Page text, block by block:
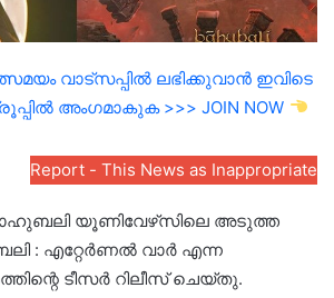
വാട്സപ്പിൽ ലഭിക്കുവാൻ ഇവിടെ
അംഗമാകുക >>> JOIN NOW
Report - This News as Inappropriate
യൂണിവേഴ്‌സിലെ അടുത്ത
: എറ്റേർണൽ വാർ എന്ന
ടീസർ റിലീസ് ചെയ്തു.